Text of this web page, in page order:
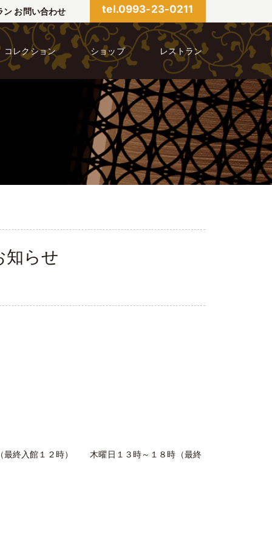
ン お問い合わせ tel.0993-23-0211
コレクション ショップ レストラン
知らせ
終入館１２時） 木曜日１３時～１８時（最終